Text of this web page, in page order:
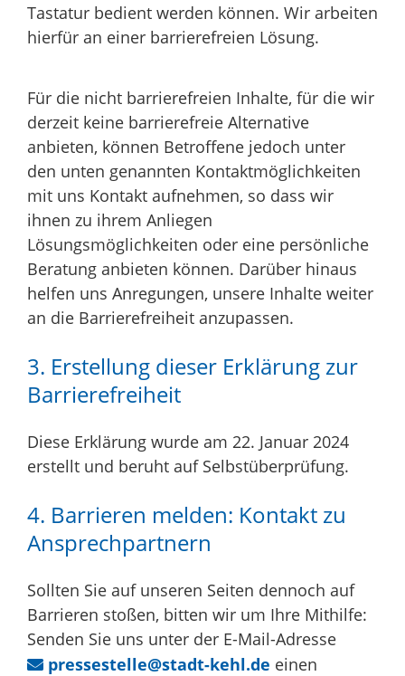
Tastatur bedient werden können. Wir arbeiten
hierfür an einer barrierefreien Lösung.
Für die nicht barrierefreien Inhalte, für die wir
derzeit keine barrierefreie Alternative
anbieten, können Betroffene jedoch unter
den unten genannten Kontaktmöglichkeiten
mit uns Kontakt aufnehmen, so dass wir
ihnen zu ihrem Anliegen
Lösungsmöglichkeiten oder eine persönliche
Beratung anbieten können. Darüber hinaus
helfen uns Anregungen, unsere Inhalte weiter
an die Barrierefreiheit anzupassen.
3. Erstellung dieser Erklärung zur
Barrierefreiheit
Diese Erklärung wurde am 22. Januar 2024
erstellt und beruht auf Selbstüberprüfung.
4. Barrieren melden: Kontakt zu
Ansprechpartnern
Sollten Sie auf unseren Seiten dennoch auf
Barrieren stoßen, bitten wir um Ihre Mithilfe:
Senden Sie uns unter der E-Mail-Adresse
pressestelle@stadt-kehl.de einen